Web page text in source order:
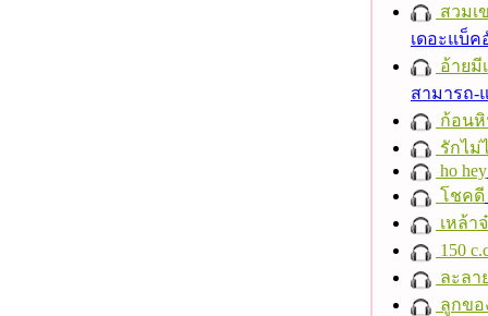
สวมเ
เดอะแบ็ค
อ้ายมี
สามารถ-
ก้อน
รักไม่
ho hey
โชคดี
เหล้า
150
ละลา
ลูกขอ